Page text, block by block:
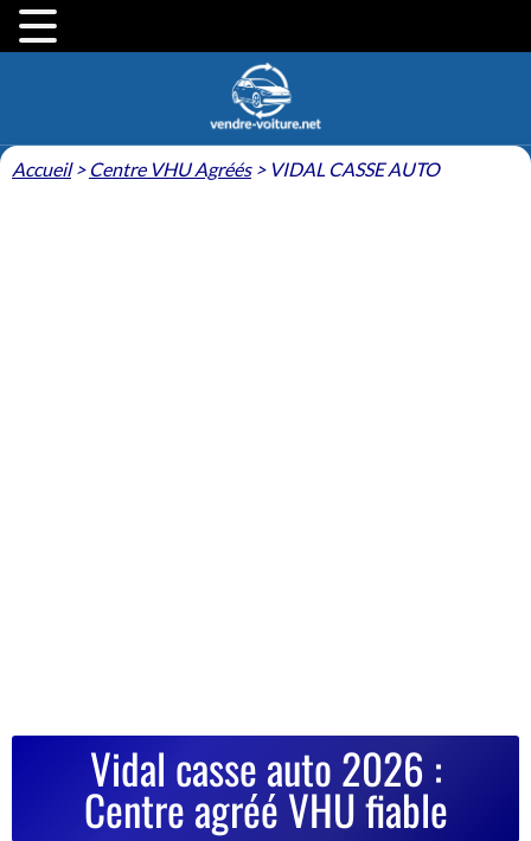
Accueil> Centre VHU Agréés> VIDAL CASSE AUTO
Vidal casse auto 2026 :
Centre agréé VHU fiable